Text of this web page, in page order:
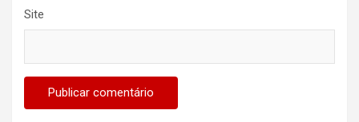
Site